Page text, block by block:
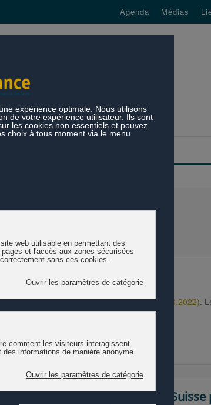
Agenda Médias
Géraldine Normand (RTS, 19h30, 04.10.2022).
Coûts des places de crèche en